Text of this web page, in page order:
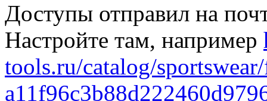
Доступы отправил на
Настройте там, например
tools.ru/catalog/